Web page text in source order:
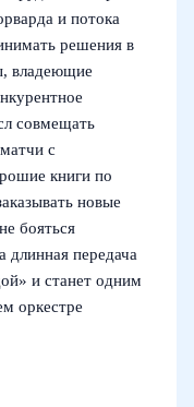
и потока
решения в
владеющие
совмещать
с
книги по
новые
бояться
длинная передача
и станет одним
оркестре